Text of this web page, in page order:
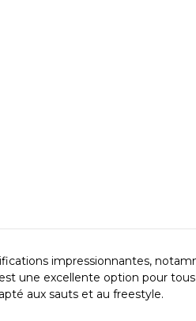
impressionnantes,
une excellente option pour
aux sauts et au freestyle.